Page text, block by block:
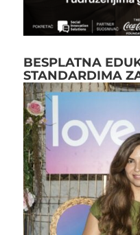
BESPLATNA
STANDARDIMA